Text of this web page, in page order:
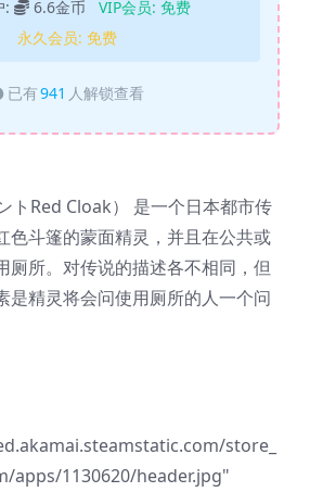
: 6.6金币 VIP会员: 免费
永久会员: 免费
已有941 人解锁查看
トRed Cloak） 是一个日本都市传
色斗篷的蒙面精灵，并且在公共或
厕所。对传说的描述各不相同，但
是精灵将会问使用厕所的人一个问
store_
apps/1130620/header.jpg"